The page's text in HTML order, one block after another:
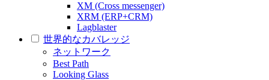
XM (Cross messenger)
XRM (ERP+CRM)
Lagblaster
世界的なカバレッジ
ネットワーク
Best Path
Looking Glass